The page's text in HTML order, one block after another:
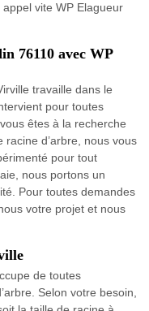
vite WP Elagueur
76110 avec WP
travaille dans le
pour toutes
êtes à la recherche
racine d’arbre, nous vous
pour tout
nous portons un
Pour toutes demandes
votre projet et nous
de toutes
Selon votre besoin,